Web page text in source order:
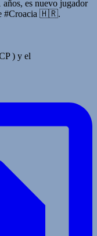
es nuevo jugador
#Croacia 🇭🇷.
) y el